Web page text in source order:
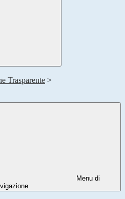
Trasparente >
Menu di